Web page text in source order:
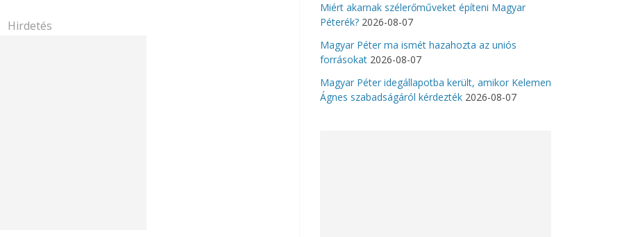
Hirdetés
Miért akarnak szélerőműveket építeni Magyar
Péterék? 2026-08-07
Magyar Péter ma ismét hazahozta az uniós
forrásokat 2026-08-07
Magyar Péter idegállapotba került, amikor Kelemen
Ágnes szabadságáról kérdezték 2026-08-07